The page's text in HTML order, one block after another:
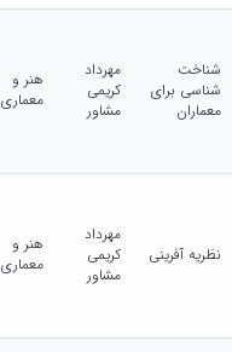
شناخت
شناسی برای
معماران
مهرداد
کریمی
مشاور
هنر و
معماری
نظریه آفرینی
مهرداد
کریمی
مشاور
هنر و
معماری